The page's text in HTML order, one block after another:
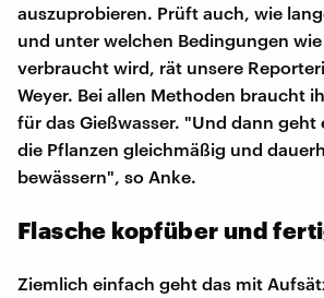
auszuprobieren. Prüft auch, wie
und unter welchen Bedingungen wie
verbraucht wird, rät unsere
Weyer. Bei allen Methoden braucht
für das Gießwasser. "Und dann geht
die Pflanzen gleichmäßig und
bewässern", so Anke.
Flasche kopfüber und
Ziemlich einfach geht das mit